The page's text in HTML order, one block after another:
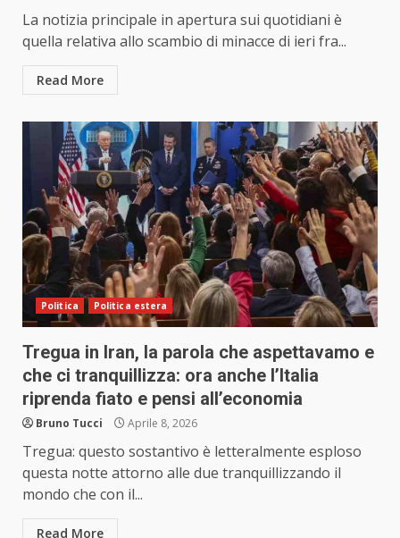
La notizia principale in apertura sui quotidiani è
quella relativa allo scambio di minacce di ieri fra...
Read More
Politica Politica estera
Tregua in Iran, la parola che aspettavamo e
che ci tranquillizza: ora anche l’Italia
riprenda fiato e pensi all’economia
Bruno Tucci Aprile 8, 2026
Tregua: questo sostantivo è letteralmente esploso
questa notte attorno alle due tranquillizzando il
mondo che con il...
Read More